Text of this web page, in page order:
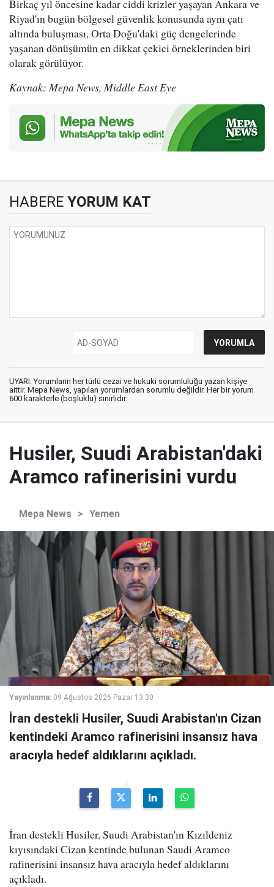
Birkaç yıl öncesine kadar ciddi krizler yaşayan Ankara ve
Riyad'ın bugün bölgesel güvenlik konusunda aynı çatı
altında buluşması, Orta Doğu'daki güç dengelerinde
yaşanan dönüşümün en dikkat çekici örneklerinden biri
olarak görülüyor.
Kaynak: Mepa News, Middle East Eye
HABERE YORUM KAT
UYARI: Yorumların her türlü cezai ve hukuki sorumluluğu yazan kişiye
aittir. Mepa News, yapılan yorumlardan sorumlu değildir. Her bir yorum
600 karakterle (boşluklu) sınırlıdır.
Husiler, Suudi Arabistan'daki
Aramco rafinerisini vurdu
Mepa News > Yemen
Yayınlanma: 09 Ağustos 2026 Pazar 13:30
İran destekli Husiler, Suudi Arabistan'ın Cizan
kentindeki Aramco rafinerisini insansız hava
aracıyla hedef aldıklarını açıkladı.
İran destekli Husiler, Suudi Arabistan'ın Kızıldeniz
kıyısındaki Cizan kentinde bulunan Saudi Aramco
rafinerisini insansız hava aracıyla hedef aldıklarını
açıkladı.